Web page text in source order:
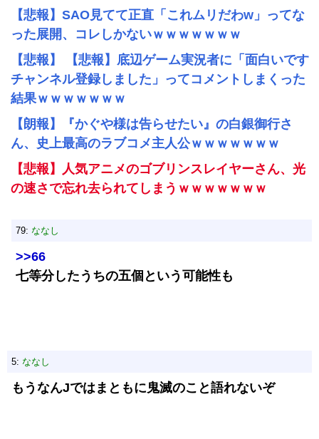
【悲報】SAO見てて正直「これムリだわw」ってな
った展開、コレしかないｗｗｗｗｗｗｗ
【悲報】 【悲報】底辺ゲーム実況者に「面白いです
チャンネル登録しました」ってコメントしまくった
結果ｗｗｗｗｗｗｗ
【朗報】『かぐや様は告らせたい』の白銀御行さ
ん、史上最高のラブコメ主人公ｗｗｗｗｗｗｗ
【悲報】人気アニメのゴブリンスレイヤーさん、光
の速さで忘れ去られてしまうｗｗｗｗｗｗｗ
79: ななし
>>66
七等分したうちの五個という可能性も
5: ななし
もうなんJではまともに鬼滅のこと語れないぞ